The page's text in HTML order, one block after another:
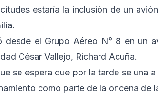
estaría la inclusión de un
desde el Grupo Aéreo N° 8 en un
César Vallejo, Richard Acuña.
se espera que por la tarde se una
como parte de la oncena de